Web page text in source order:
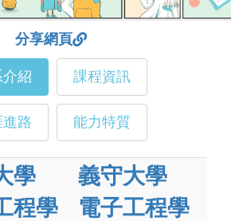
育才輔助系統
分享網頁
紹 課程資訊
路 能力特質
學
程學
義守大學
電子工程學